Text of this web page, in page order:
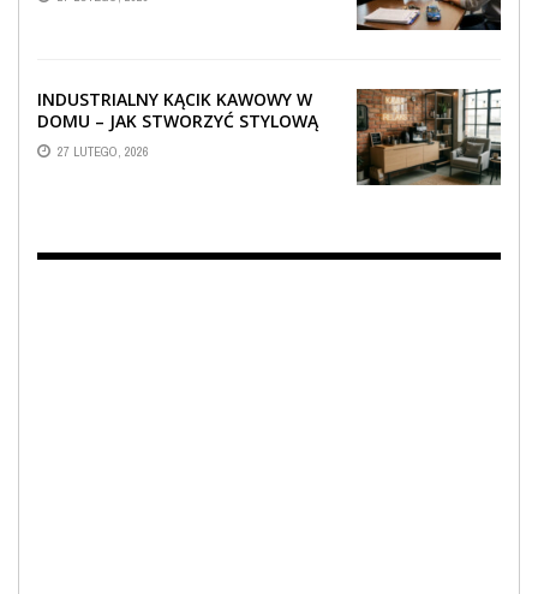
MAJĄTEK?
INDUSTRIALNY KĄCIK KAWOWY W
DOMU – JAK STWORZYĆ STYLOWĄ
STREFĘ RELAKSU?
27 LUTEGO, 2026